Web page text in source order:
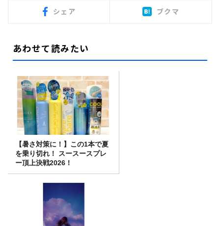
シェア ブクマ
あわせて読みたい
【暑さ対策に！】この1本で夏
を乗り切れ！ スースースプレ
ー頂上決戦2026！